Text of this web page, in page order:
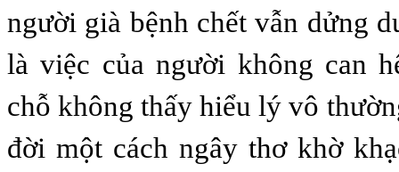
người già bệnh chết vẫn dửng
là việc của người không can
chỗ không thấy hiểu lý vô
đời một cách ngây thơ khờ